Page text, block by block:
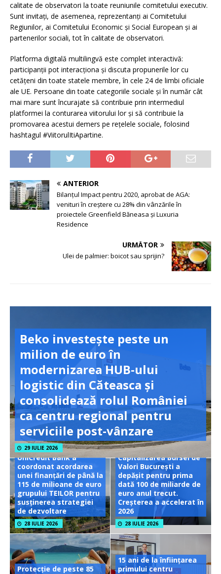
calitate de observatori la toate reuniunile comitetului executiv.
Sunt invitați, de asemenea, reprezentanți ai Comitetului
Regiunilor, ai Comitetului Economic și Social European și ai
partenerilor sociali, tot în calitate de observatori.
Platforma digitală multilingvă este complet interactivă:
participanții pot interacționa și discuta propunerile lor cu
cetățeni din toate statele membre, în cele 24 de limbi oficiale
ale UE. Persoane din toate categoriile sociale și în număr cât
mai mare sunt încurajate să contribuie prin intermediul
platformei la conturarea viitorului lor și să contribuie la
promovarea acestui demers pe rețelele sociale, folosind
hashtagul #ViitorulItiApartine.
ANTERIOR
Bilanţul Impact pentru 2020, aprobat de AGA:
venituri în creştere cu 28% din vânzările în
proiectele Greenfield Băneasa şi Luxuria
Residence
URMĂTOR
Ulei de palmier: boicot sau sprijin?
Beko investește peste un
milion de euro în
modernizarea HUB-ului
logistic din Căteasca și
consolidează rolul României
ca centru regional pentru
serviciile post-vânzare
29 IULIE 2026
UniCredit Bank a
coordonat acordarea
unei finanțări de până la
115 de milioane de euro
grupului TEILOR pentru
susținerea strategiei
de dezvoltare
28 IULIE 2026
Capitalizarea Bursei de
Valori București a
depășit pentru prima
dată 100 de miliarde de
euro anul trecut.
Creșterea a accelerat în
2026
28 IULIE 2026
Protecție de peste 85
15 ani de la înființarea
primului centru